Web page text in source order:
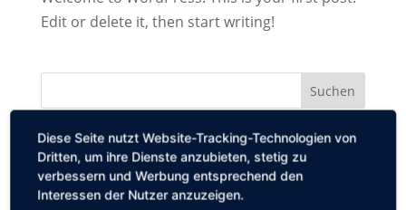
Edit or delete it, then start writing!
Neueste Beiträge
Hello world!
Diese Seite nutzt Website-Tracking-Technologien von
Dritten, um ihre Dienste anzubieten, stetig zu
verbessern und Werbung entsprechend den
Interessen der Nutzer anzuzeigen.